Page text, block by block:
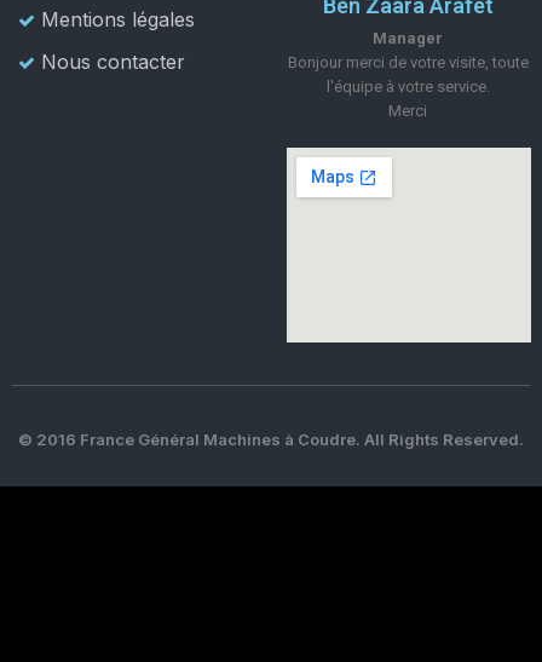
Mentions légales
Nous contacter
Ben Zaara Arafet
Manager
Bonjour merci de votre visite, toute
l'équipe à votre service.
Merci
© 2016 France Général Machines à Coudre. All Rights Reserved.